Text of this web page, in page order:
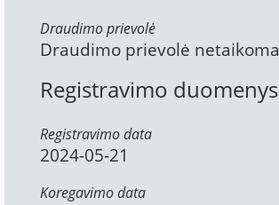
Draudimo prievolė
Draudimo prievolė netaikoma
Registravimo duomenys
Registravimo data
2024-05-21
Koregavimo data